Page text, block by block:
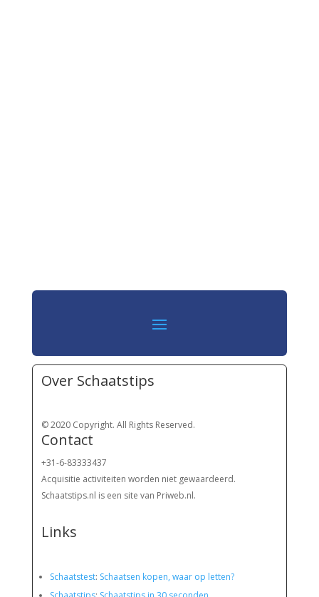
Over Schaatstips
© 2020 Copyright. All Rights Reserved.
Contact
+31-6-83333437
Acquisitie activiteiten worden niet gewaardeerd.
Schaatstips.nl is een site van Priweb.nl.
Links
Schaatstest: Schaatsen kopen, waar op letten?